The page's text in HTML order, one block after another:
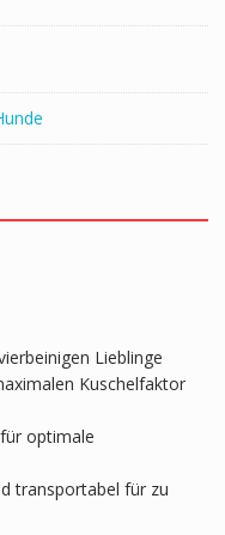
Lieblinge
Kuschelfaktor
optimale
transportabel für zu